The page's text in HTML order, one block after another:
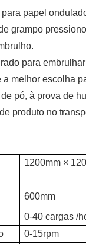
papel
grampo
para
a melhor escolha
pó, à prova de
produto no
1200mm ×
600mm
0-40 cargas /
0-15rpm